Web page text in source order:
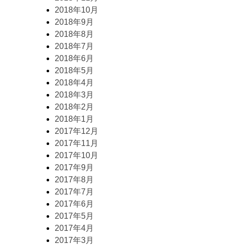
2018年10月
2018年9月
2018年8月
2018年7月
2018年6月
2018年5月
2018年4月
2018年3月
2018年2月
2018年1月
2017年12月
2017年11月
2017年10月
2017年9月
2017年8月
2017年7月
2017年6月
2017年5月
2017年4月
2017年3月